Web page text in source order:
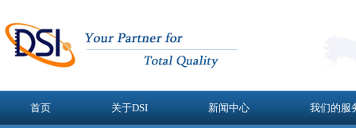
首页 关于DSI 新闻中心 我们的服